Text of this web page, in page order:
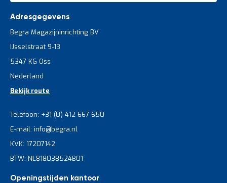
Adresgegevens
Begra Magazijninrichting BV
IJsselstraat 9-13
5347 KG Oss
Nederland
Bekijk route
Telefoon: +31 (0) 412 667 650
E-mail: info@begra.nl
KVK: 17207142
BTW: NL818038524B01
Openingstijden kantoor